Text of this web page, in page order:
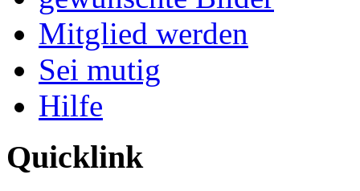
Mitglied werden
Sei mutig
Hilfe
Quicklink